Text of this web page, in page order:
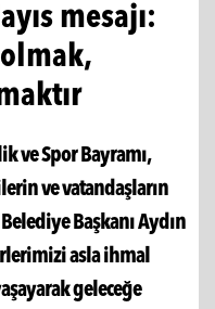
mesajı:
ve Spor Bayramı,
ve vatandaşların
Başkanı Aydın
asla ihmal
geleceğe